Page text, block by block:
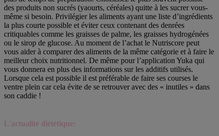
des produits non sucrés (yaourts, céréales) quitte à les sucrer vous-
même si besoin. Privilégier les aliments ayant une liste d’ingrédients
la plus courte possible et éviter ceux contenant des denrées
critiquables comme les graisses de palme, les graisses hydrogénées
ou le sirop de glucose. Au moment de l’achat le Nutriscore peut
vous aider à comparer des aliments de la même catégorie et à faire le
meilleur choix nutritionnel. De même pour l’application Yuka qui
vous donnera en plus des informations sur les additifs utilisés.
Lorsque cela est possible il est préférable de faire ses courses le
ventre plein car cela évite de se retrouver avec des « inutiles » dans
son caddie !
L'actualité diététique: